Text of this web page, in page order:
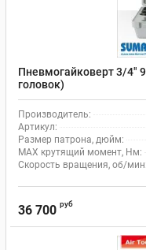
Пневмогайковерт 3/4"
головок)
Производитель:
Артикул:
Размер патрона, дюйм:
MAX крутящий момент, Нм:
Скорость вращения, об/мин:
36 700 руб